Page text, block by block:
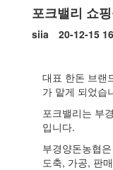
포크밸리 쇼
페
지
정
보
작
siia
작
20-12-15
본
문
대표 한돈 브랜
가 맡게 되었습
포크밸리는 부
입니다.
부경양돈농협
도축, 가공, 판